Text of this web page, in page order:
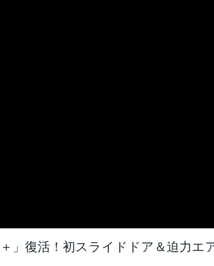
」復活！初スライドドア＆迫力エ